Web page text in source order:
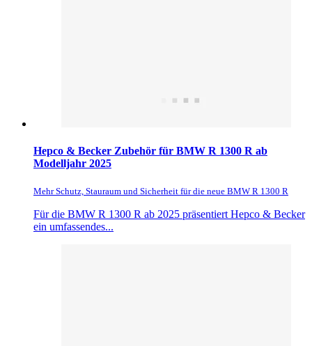
Hepco & Becker Zubehör für BMW R 1300 R ab
Modelljahr 2025
Mehr Schutz, Stauraum und Sicherheit für die neue BMW R 1300 R
Für die BMW R 1300 R ab 2025 präsentiert Hepco & Becker
ein umfassendes...